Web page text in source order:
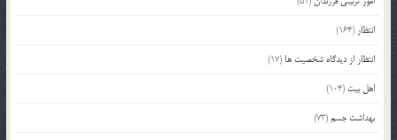
انتظار (164)
انتظار از دیدگاه شخصیت ها (17)
اهل بیت (104)
بهداشت جسم(73)